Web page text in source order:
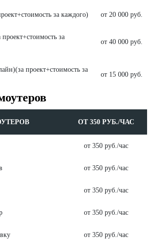
за каждого) от 20 000 руб.
за
от 40 000 руб.
проект+стоимость за
от 15 000 руб.
ОТ 350 РУБ./ЧАС
от 350 руб./час
от 350 руб./час
от 350 руб./час
от 350 руб./час
от 350 руб./час